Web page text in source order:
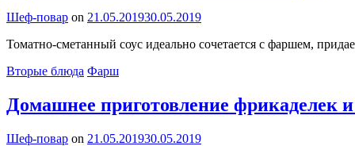
By
Шеф-повар on 21.05.201930.05.2019
Томатно-сметанный соус идеально сочетается с фаршем,
Categories
Вторые блюда Фарш
Домашнее приготовление фрикаделек и
By
Шеф-повар on 21.05.201930.05.2019